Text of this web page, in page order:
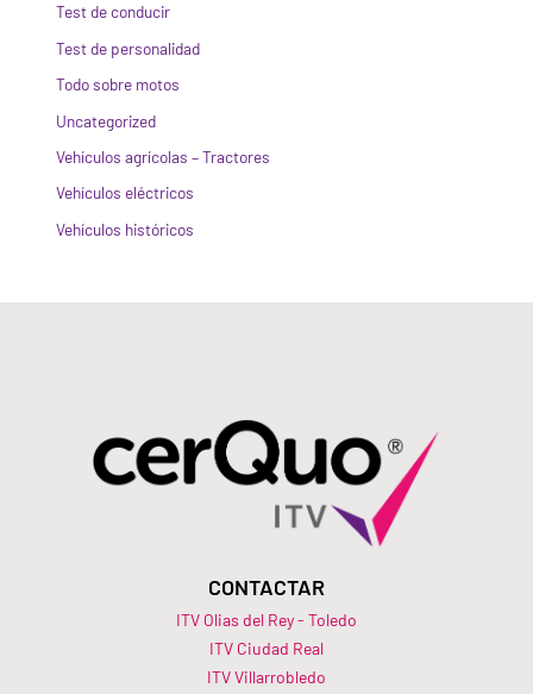
Test de conducir
Test de personalidad
Todo sobre motos
Uncategorized
Vehículos agrícolas – Tractores
Vehículos eléctricos
Vehículos históricos
CONTACTAR
ITV Olias del Rey - Toledo
ITV Ciudad Real
ITV Villarrobledo